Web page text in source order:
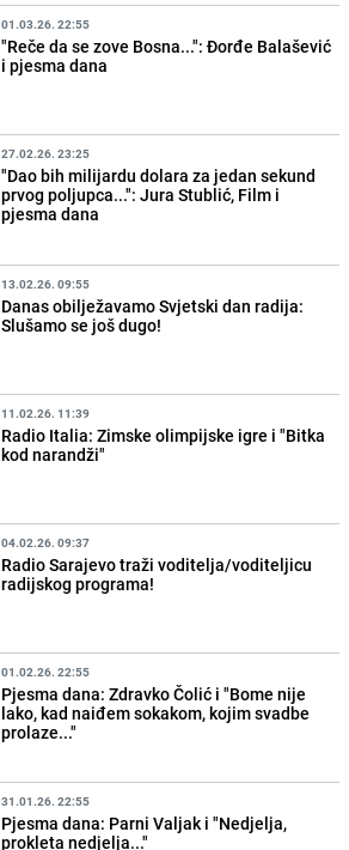
01.03.26. 22:55
"Reče da se zove Bosna...": Đorđe Balašević
i pjesma dana
27.02.26. 23:25
"Dao bih milijardu dolara za jedan sekund
prvog poljupca...": Jura Stublić, Film i
pjesma dana
13.02.26. 09:55
Danas obilježavamo Svjetski dan radija:
Slušamo se još dugo!
11.02.26. 11:39
Radio Italia: Zimske olimpijske igre i "Bitka
kod narandži"
04.02.26. 09:37
Radio Sarajevo traži voditelja/voditeljicu
radijskog programa!
01.02.26. 22:55
Pjesma dana: Zdravko Čolić i "Bome nije
lako, kad naiđem sokakom, kojim svadbe
prolaze..."
31.01.26. 22:55
Pjesma dana: Parni Valjak i "Nedjelja,
prokleta nedjelja..."